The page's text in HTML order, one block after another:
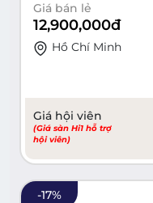
Giá bán lẻ
12,900,000đ
Hồ Chí Minh
Giá hội viên
(Giá sàn Hi1 hỗ trợ
hội viên)
-17%